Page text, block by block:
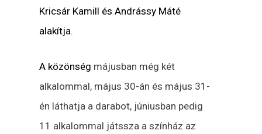
Kricsár Kamill és Andrássy Máté
alakítja.
A közönség májusban még két
alkalommal, május 30-án és május 31-
én láthatja a darabot, júniusban pedig
11 alkalommal játssza a színház az